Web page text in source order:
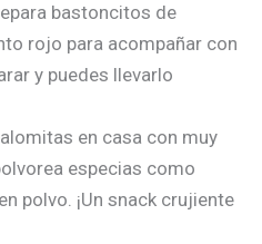
bastoncitos de
rojo para acompañar con
y puedes llevarlo
en casa con muy
especias como
polvo. ¡Un snack crujiente